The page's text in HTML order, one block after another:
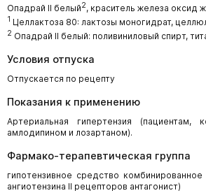
Опадрай II белый2, краситель железа оксид
1 Целлактоза 80: лактозы моногидрат,
2 Опадрай II белый: поливиниловый спирт,
Условия отпуска
Отпускается по рецепту
Показания к применению
Артериальная гипертензия (пациентам,
амлодипином и лозартаном).
Фармако-терапевтическая группа
гипотензивное средство
ангиотензина II рецепторов антагонист)